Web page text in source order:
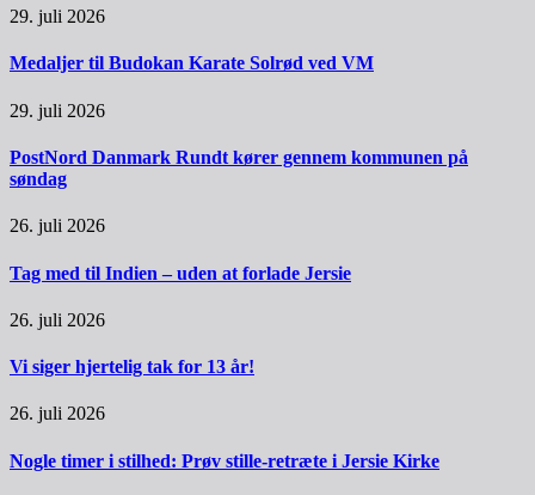
29. juli 2026
Medaljer til Budokan Karate Solrød ved VM
29. juli 2026
PostNord Danmark Rundt kører gennem kommunen på
søndag
26. juli 2026
Tag med til Indien – uden at forlade Jersie
26. juli 2026
Vi siger hjertelig tak for 13 år!
26. juli 2026
Nogle timer i stilhed: Prøv stille-retræte i Jersie Kirke